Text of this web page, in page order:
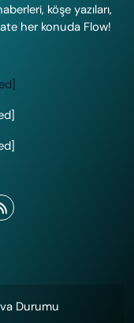
köşe yazıları,
her konuda Flow!
Durumu